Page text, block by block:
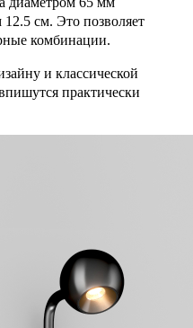
cм. Это позволяет
комбинации.
и классической
практически